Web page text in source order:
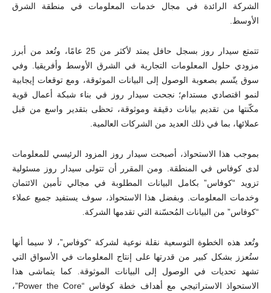
الشركة الرائدة في مجال خدمات المعلومات في منطقة الشرق
الأوسط.
تتمتع سيدار روز بسجل حافل يمتد لأكثر من 25 عامًا، وتُعد من أبرز
مزودي حلول المعلومات التجارية في الشرق الأوسط وأفريقيا. وفي
سوق يتّسم بصعوبة الوصول إلى البيانات الموثوقة، ومع توقعات إيجابية
لنمو اقتصادي مستدام؛ نجحت سيدار روز في بناء شبكة أعمال قوية
مكّنتها من تقديم بيانات دقيقة وموثوقة، تحظى بتقدير واسع من قبل
عملائها، بما في ذلك العديد من الشركات العالمية.
بموجب هذا الاستحواذ، أصبحت سيدار روز المزود الرئيسي للمعلومات
لدى كوفاس في المنطقة. ومن المقرر أن تتولى سيدار روز مسئولية
تزويد “كوفاس” بكامل البيانات المطلوبة في مجالي تأمين الائتمان
وخدمات المعلومات. وبفضل هذا الاستحواذ، سوف يستفيد جميع عملاء
“كوفاس” من البيانات المُحسّنة التي تقدمها الشركة.
وتُعد هذه الخطوة التوسعية نقلة نوعية لشركة “كوفاس”، لا سيما أنها
ستُعزز بشكل كبير من قدرتها على إنتاج المعلومات في الأسواق التي
تشهد تحديات في الوصول إلى البيانات الموثوقة. كما يتماشى هذا
الاستحواذ الاستراتيجي مع أهداف خطة كوفاس “Power the Core”،